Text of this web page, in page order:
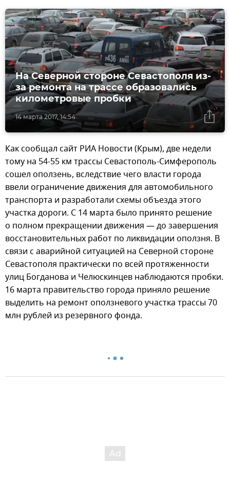
14 марта 2017, 14:54
На Северной стороне Севастополя из-
за ремонта на трассе образовались
километровые пробки
Как сообщал сайт РИА Новости (Крым), две недели
тому на 54-55 км трассы Севастополь-Симферополь
сошел оползень, вследствие чего власти города
ввели ограничение движения для автомобильного
транспорта и разработали схемы объезда этого
участка дороги. С 14 марта было принято решение
о полном прекращении движения — до завершения
восстановительных работ по ликвидации оползня. В
связи с аварийной ситуацией на Северной стороне
Севастополя практически по всей протяженности
улиц Богданова и Челюскинцев наблюдаются пробки.
16 марта правительство города приняло решение
выделить на ремонт оползневого участка трассы 70
млн рублей из резервного фонда.